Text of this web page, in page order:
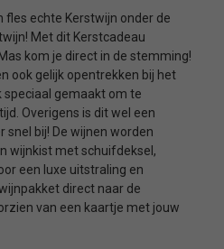
fles echte Kerstwijn onder de
Met dit Kerstcadeau
kom je direct in de stemming!
ook gelijk opentrekken bij het
speciaal gemaakt om te
Overigens is dit wel een
snel bij! De wijnen worden
wijnkist met schuifdeksel,
een luxe uitstraling en
direct naar de
van een kaartje met jouw